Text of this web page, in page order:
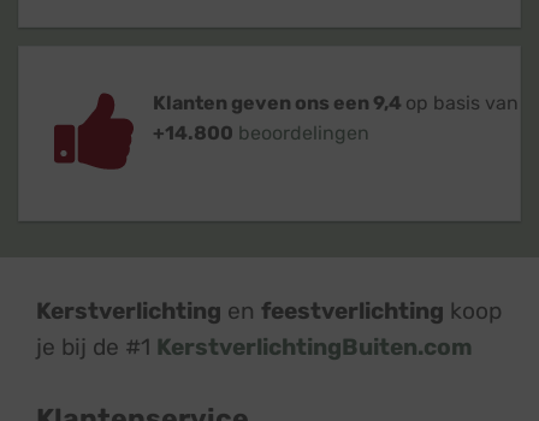
Klanten geven ons een 9,4 op basis van
+14.800 beoordelingen
Kerstverlichting en feestverlichting koop
je bij de #1 KerstverlichtingBuiten.com